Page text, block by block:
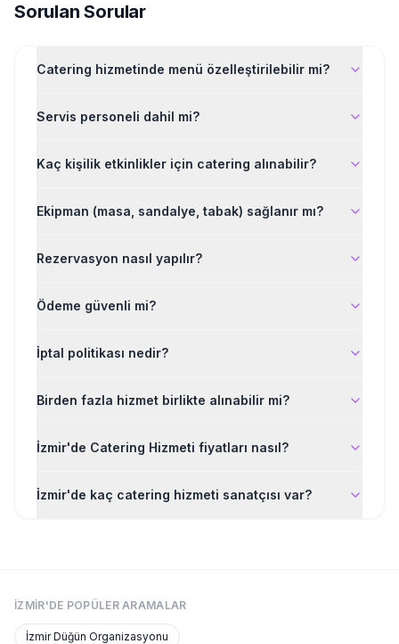
Sorulan Sorular
Catering hizmetinde menü özelleştirilebilir mi?
Servis personeli dahil mi?
Kaç kişilik etkinlikler için catering alınabilir?
Ekipman (masa, sandalye, tabak) sağlanır mı?
Rezervasyon nasıl yapılır?
Ödeme güvenli mi?
İptal politikası nedir?
Birden fazla hizmet birlikte alınabilir mi?
İzmir'de Catering Hizmeti fiyatları nasıl?
İzmir'de kaç catering hizmeti sanatçısı var?
İZMIR'DE POPÜLER ARAMALAR
İzmir Düğün Organizasyonu